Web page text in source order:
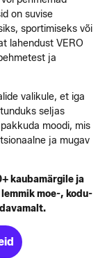
on suvise
sportimiseks või
lahendust VERO
ja
valikule, et iga
seljas
moodi, mis
ja mugav
kaubamärgile ja
moe-, kodu-